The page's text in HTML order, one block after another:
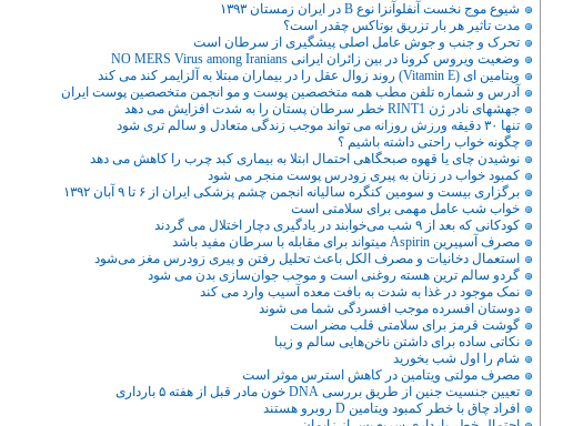
شیوع موج نخست آنفلوآنزا نوع B در ایران زمستان ۱۳۹۳
مدت تاثیر هر بار تزریق بوتاکس چقدر است؟
تحرک و جنب و جوش عامل اصلی پیشگیری از سرطان است
وضعیت ویروس کرونا در بین زائران ایرانی NO MERS Virus among Iranians
ویتامین ای (Vitamin E) روند زوال عقل را در بیماران مبتلا به آلزایمر کند می کند
آدرس و شماره تلفن مطب همه متخصصین پوست و مو انجمن متخصصین پوست ایران
جهشهای نادر ژن RINT1 خطر سرطان پستان را به شدت افزایش می دهد
تنها ۳۰ دقیقه ورزش روزانه می تواند موجب زندگی متعادل و سالم تری شود
چگونه خواب راحتی داشته باشیم ؟
نوشیدن چای یا قهوه صبحگاهی احتمال ابتلا به بیماری کبد چرب را کاهش می دهد
کمبود خواب در زنان به پیری زودرس پوست منجر می شود
برگزاری بیست و سومین کنگره سالیانه انجمن چشم پزشکی ایران از ۶ تا ۹ آبان ۱۳۹۲
خواب شب عامل مهمی برای سلامتی است
کودکانی که بعد از ۹ شب می‌خوابند در یادگیری دچار اختلال می گردند
مصرف آسپیرین Aspirin میتواند برای مقابله با سرطان مفید باشد
استعمال دخانیات و مصرف الکل باعث تحلیل رفتن و پیری زودرس مغز می‌شود
گردو سالم‌ ترین هسته روغنی است و موجب جوان‌سازی بدن می شود
نمک موجود در غذا به شدت به بافت معده آسیب وارد می کند
دوستان افسرده موجب افسردگی شما می شوند
گوشت قرمز برای سلامتی قلب مضر است
نکاتی ساده برای داشتن ناخن‌هایی سالم و زیبا
شام را اول شب بخورید
مصرف مولتی ویتامین در کاهش استرس موثر است
تعیین جنسیت جنین از طریق بررسی DNA خون مادر قبل از هفته ۵ بارداری
افراد چاق با خطر کمبود ویتامین D روبرو هستند